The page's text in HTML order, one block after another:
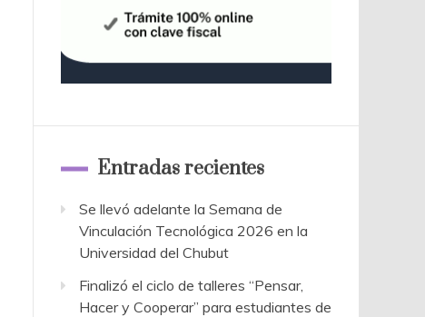
Entradas recientes
Se llevó adelante la Semana de
Vinculación Tecnológica 2026 en la
Universidad del Chubut
Finalizó el ciclo de talleres “Pensar,
Hacer y Cooperar” para estudiantes de